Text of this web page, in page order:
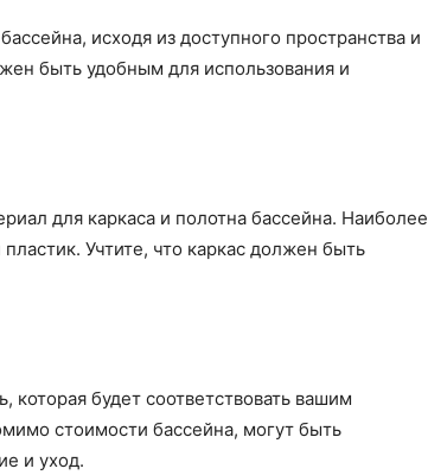
исходя из доступного пространства и
быть удобным для использования и
для каркаса и полотна бассейна. Наиболее
Учтите, что каркас должен быть
будет соответствовать вашим
стоимости бассейна, могут быть
и уход.